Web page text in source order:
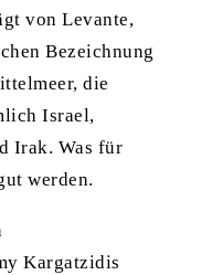
von Levante,
Bezeichnung
die
Israel,
Irak. Was für
werden.
Kargatzidis